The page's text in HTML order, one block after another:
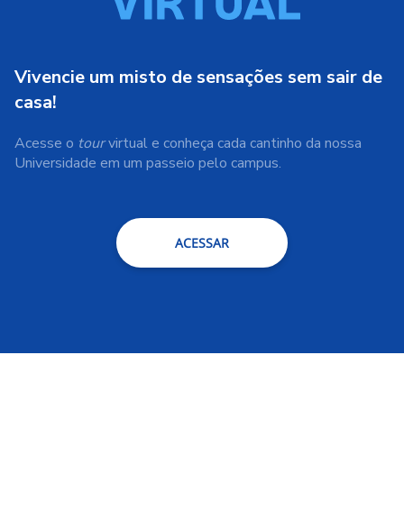
Vivencie um misto de sensações sem sair de
casa!
Acesse o tourvirtual e conheça cada cantinho da nossa
Universidade em um passeio pelo campus.
ACESSAR